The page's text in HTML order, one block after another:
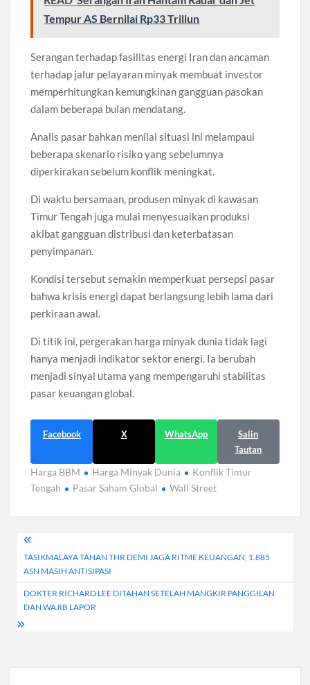
Tempur AS Bernilai Rp33 Triliun
Serangan terhadap fasilitas energi Iran dan ancaman
terhadap jalur pelayaran minyak membuat investor
memperhitungkan kemungkinan gangguan pasokan
dalam beberapa bulan mendatang.
Analis pasar bahkan menilai situasi ini melampaui
beberapa skenario risiko yang sebelumnya
diperkirakan sebelum konflik meningkat.
Di waktu bersamaan, produsen minyak di kawasan
Timur Tengah juga mulai menyesuaikan produksi
akibat gangguan distribusi dan keterbatasan
penyimpanan.
Kondisi tersebut semakin memperkuat persepsi pasar
bahwa krisis energi dapat berlangsung lebih lama dari
perkiraan awal.
Di titik ini, pergerakan harga minyak dunia tidak lagi
hanya menjadi indikator sektor energi. Ia berubah
menjadi sinyal utama yang mempengaruhi stabilitas
pasar keuangan global.
Facebook X WhatsApp
Salin
Tautan
Harga BBM Harga Minyak Dunia
Konflik Timur
Tengah
Pasar Saham Global Wall Street
Navigasi
pos
TASIKMALAYA TAHAN THR DEMI JAGA RITME KEUANGAN, 1.885
ASN MASIH ANTISIPASI
DOKTER RICHARD LEE DITAHAN SETELAH MANGKIR PANGGILAN
DAN WAJIB LAPOR